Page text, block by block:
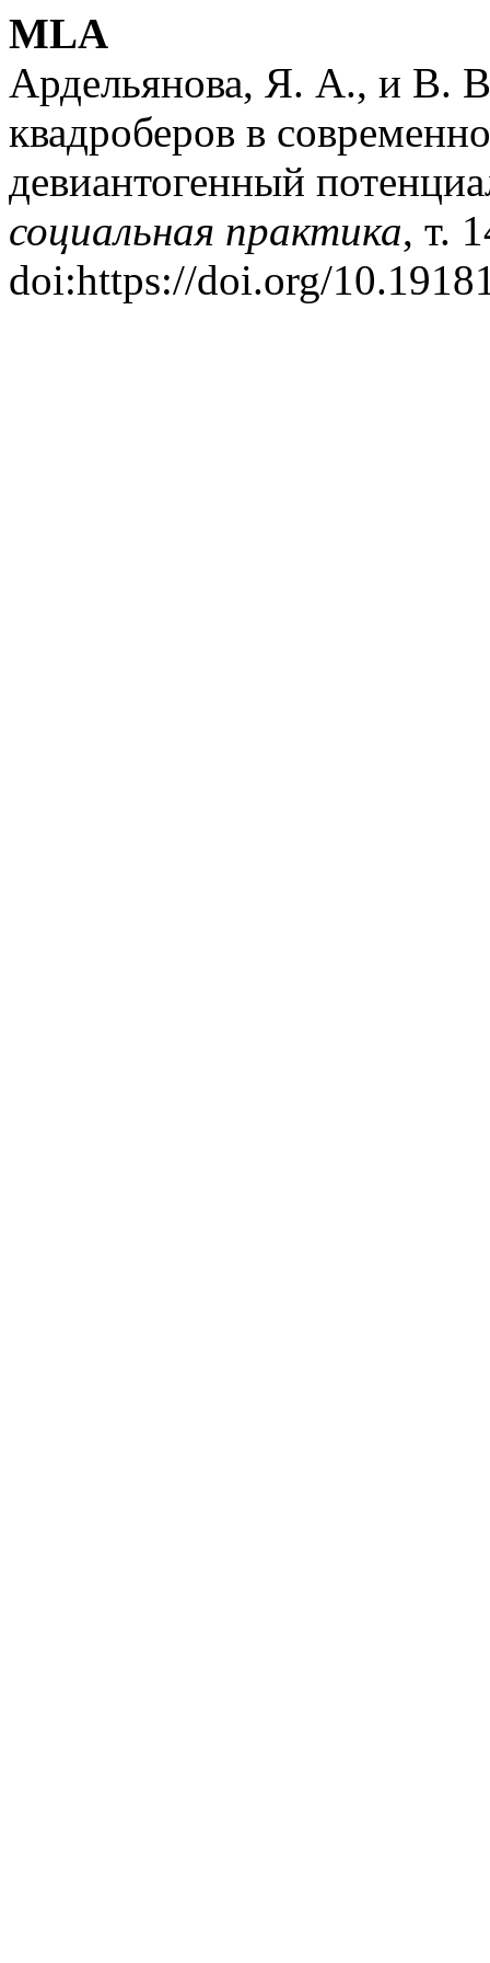
MLA
Ардельянова, Я. А., и В.
квадроберов в
девиантогенный
социальная практика, т.
doi:https://doi.org/